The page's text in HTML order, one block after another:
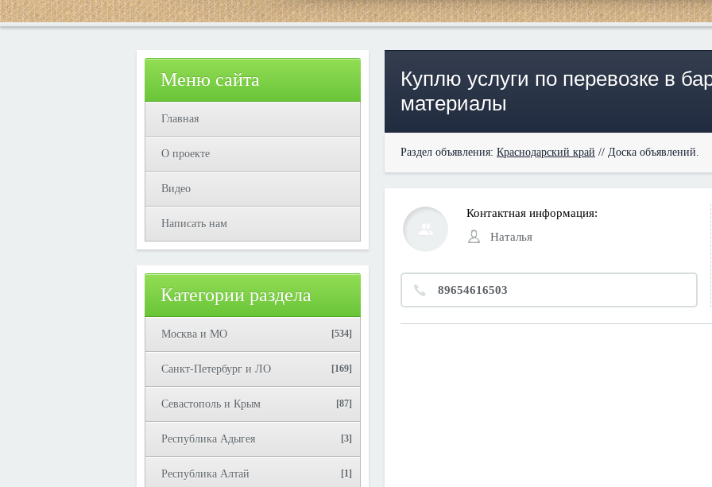
Меню сайта
Главная
О проекте
Видео
Написать нам
Категории раздела
Москва и МО [534]
Санкт-Петербург и ЛО [169]
Севастополь и Крым [87]
Республика Адыгея [3]
Республика Алтай [1]
Куплю услуги по перевозке в
материалы
Раздел объявления: Краснодарский край // Доска объявлений.
Контактная информация:
Наталья
89654616503